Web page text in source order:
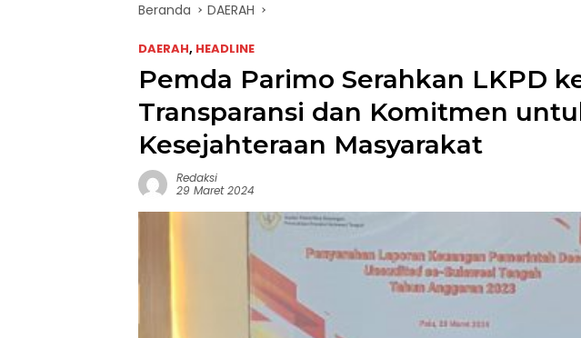
Beranda DAERAH
DAERAH, HEADLINE
Pemda Parimo Serahkan LKPD
Transparansi dan Komitmen
Kesejahteraan Masyarakat
Redaksi
29 Maret 2024